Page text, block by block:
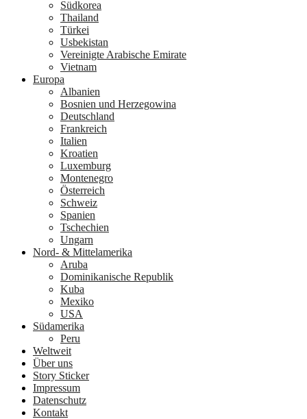
Südkorea
Thailand
Türkei
Usbekistan
Vereinigte Arabische Emirate
Vietnam
Europa
Albanien
Bosnien und Herzegowina
Deutschland
Frankreich
Italien
Kroatien
Luxemburg
Montenegro
Österreich
Schweiz
Spanien
Tschechien
Ungarn
Nord- & Mittelamerika
Aruba
Dominikanische Republik
Kuba
Mexiko
USA
Südamerika
Peru
Weltweit
Über uns
Story Sticker
Impressum
Datenschutz
Kontakt